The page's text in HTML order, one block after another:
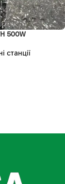
500W
станції